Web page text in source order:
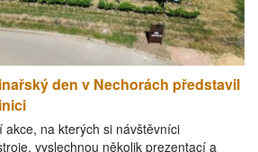
den v Nechorách představil
akce, na kterých si návštěvníci
vyslechnou několik prezentací a